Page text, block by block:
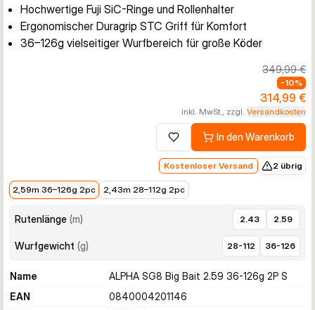
Hochwertige Fuji SiC-Ringe und Rollenhalter
Ergonomischer Duragrip STC Griff für Komfort
36–126g vielseitiger Wurfbereich für große Köder
349,99 €
-10%
314,99 €
inkl. MwSt., zzgl. Versandkosten
Zur Wunschliste hinzufügen
In den Warenkorb
Kostenloser Versand
2 übrig
2,59m 36–126g 2pc
2,43m 28–112g 2pc
Rutenlänge (m) 2.43 2.59
Wurfgewicht (g) 28-112 36-126
Name
ALPHA SG8 Big Bait 2.59 36-126g 2P S
EAN
0840004201146